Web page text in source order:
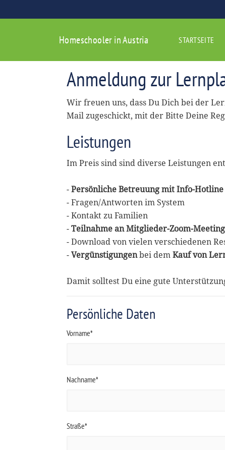
Homeschooler in Austria STARTSEITE
Anmeldung zur
Wir freuen uns, dass Du Dich bei der
Mail zugeschickt, mit der Bitte Deine
Leistungen
Im Preis sind sind diverse Leistungen
-Persönliche Betreuung mit Info-Hotline
- Fragen/Antworten im System
- Kontakt zu Familien
-Teilnahme an Mitglieder-Zoom-
- Download von vielen verschiedenen
-Vergünstigungenbei demKauf von
Damit solltest Du eine gute
Persönliche Daten
Vorname*
Nachname*
Straße*